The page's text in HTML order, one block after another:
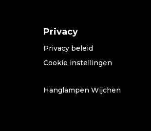
Privacy
Privacy beleid
Cookie instellingen
Hanglampen Wijchen